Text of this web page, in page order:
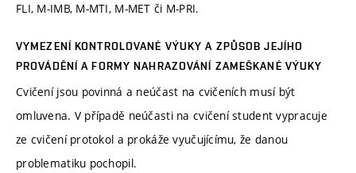
FLI, M-IMB, M-MTI, M-MET či M-PRI.
VYMEZENÍ KONTROLOVANÉ VÝUKY A ZPŮSOB JEJÍHO
PROVÁDĚNÍ A FORMY NAHRAZOVÁNÍ ZAMEŠKANÉ VÝUKY
Cvičení jsou povinná a neúčast na cvičeních musí být
omluvena. V případě neúčasti na cvičení student vypracuje
ze cvičení protokol a prokáže vyučujícímu, že danou
problematiku pochopil.